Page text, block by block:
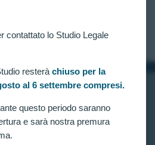
contattato lo Studio Legale
resterà chiuso per la
al 6 settembre compresi.
questo periodo saranno
e sarà nostra premura